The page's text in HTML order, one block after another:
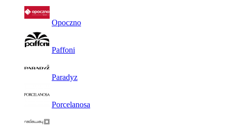
Opoczno
Paffoni
Paradyz
Porcelanosa